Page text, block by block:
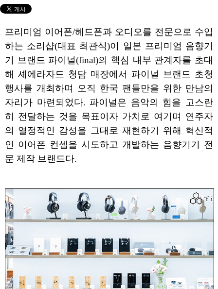
프리미엄 이어폰/헤드폰과 오디오를 전문으로 수입
하는 소리샵(대표 최관식)이 일본 프리미엄 음향기
기 브랜드 파이널(final)의 핵심 내부 관계자를 초대
해 셰에라자드 청담 매장에서 파이널 브랜드 초청
행사를 개최하며 오직 한국 팬들만을 위한 만남의
자리가 마련되었다. 파이널은 음악의 힘을 고스란
히 전달하는 것을 목표이자 가치로 여기며 연주자
의 열정적인 감성을 그대로 재현하기 위해 혁신적
인 이어폰 컨셉을 시도하고 개발하는 음향기기 전
문 제작 브랜드다.